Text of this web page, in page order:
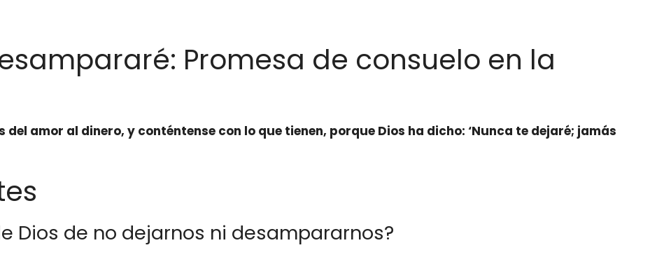
Promesa de consuelo en la
del amor al dinero, y conténtense con lo que tienen, porque Dios ha dicho: ‘Nunca te dejaré; jamás
Dios de no dejarnos ni desampararnos?